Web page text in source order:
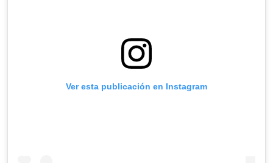
Ver esta publicación en Instagram